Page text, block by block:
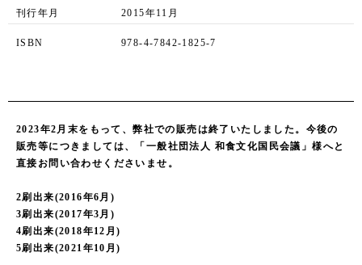
刊行年月 2015年11月
ISBN 978-4-7842-1825-7
2023年2月末をもって、弊社での販売は終了いたしました。今後の
販売等につきましては、「一般社団法人 和食文化国民会議」様へと
直接お問い合わせくださいませ。
2刷出来(2016年6月)
3刷出来(2017年3月)
4刷出来(2018年12月)
5刷出来(2021年10月)